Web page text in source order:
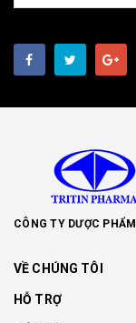
CÔNG TY DƯỢC
VỀ CHÚNG TÔI
HỖ TRỢ